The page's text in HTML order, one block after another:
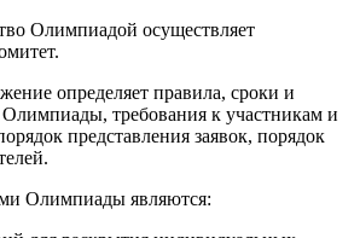
Олимпиадой осуществляет
определяет правила, сроки и
требования к участникам и
представления заявок, порядок
Олимпиады являются: